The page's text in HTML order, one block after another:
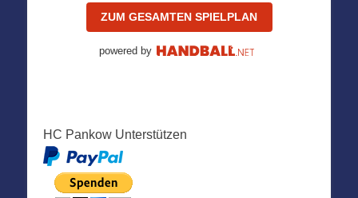
ZUM GESAMTEN SPIELPLAN
powered by
HC Pankow Unterstützen